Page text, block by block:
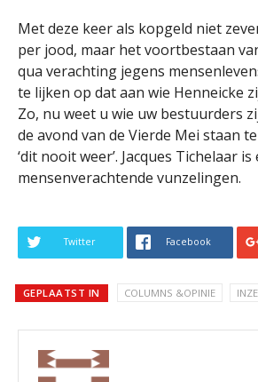
Met deze keer als kopgeld niet
per jood, maar het voortbestaan
qua verachting jegens
te lijken op dat aan wie Henneicke
Zo, nu weet u wie uw bestuurders
de avond van de Vierde Mei staan
‘dit nooit weer’. Jacques Tichelaar
mensenverachtende vunzelingen.
Twitter Facebook
GEPLAATST IN COLUMNS &OPINIE